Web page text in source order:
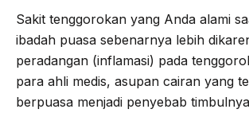
Sakit tenggorokan yang Anda alami
ibadah puasa sebenarnya lebih
peradangan (inflamasi) pada
para ahli medis, asupan cairan yang
berpuasa menjadi penyebab